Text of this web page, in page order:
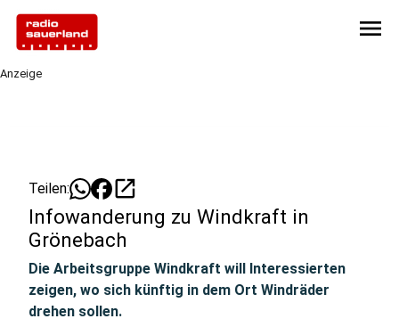
menu
Anzeige
Teilen: open_in_new
Infowanderung zu Windkraft in
Grönebach
Die Arbeitsgruppe Windkraft will Interessierten
zeigen, wo sich künftig in dem Ort Windräder
drehen sollen.